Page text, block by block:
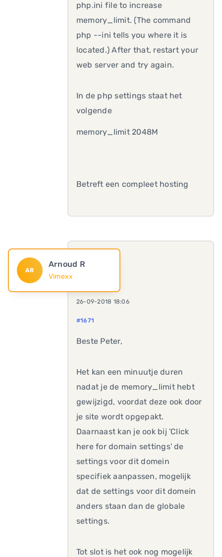
php.ini file to increase
memory_limit. (The command
php --ini tells you where it is
located.) After that, restart your
web server and try again.
In de php settings staat het
volgende
memory_limit 2048M
Betreft een compleet hosting
AR
Arnoud R
Vimexx
26-09-2018 18:06
#1671
Beste Peter,
Het kan een minuutje duren
nadat je de memory_limit hebt
gewijzigd, voordat deze ook door
je site wordt opgepakt.
Daarnaast kan je ook bij 'Click
here for domain settings' de
settings voor dit domein
specifiek aanpassen, mogelijk
dat de settings voor dit domein
anders staan dan de globale
settings.
Tot slot is het ook nog mogelijk